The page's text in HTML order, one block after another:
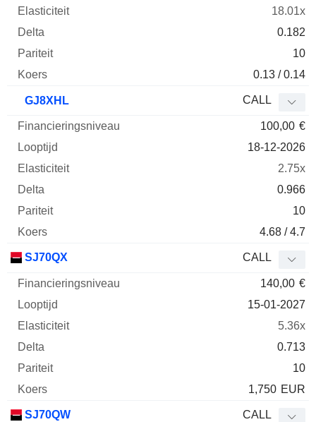
18.01x
0.182
10
0.13 / 0.14
GJ8XHL CALL
100,00 €
18-12-2026
2.75x
0.966
10
4.68 / 4.7
SJ70QX CALL
140,00 €
15-01-2027
5.36x
0.713
10
1,750 EUR
SJ70QW CALL